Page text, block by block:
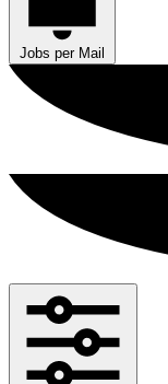
Jobs per Mail